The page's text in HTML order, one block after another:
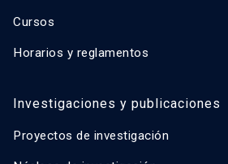
Cursos
Horarios y reglamentos
Investigaciones y publicaciones
Proyectos de investigación